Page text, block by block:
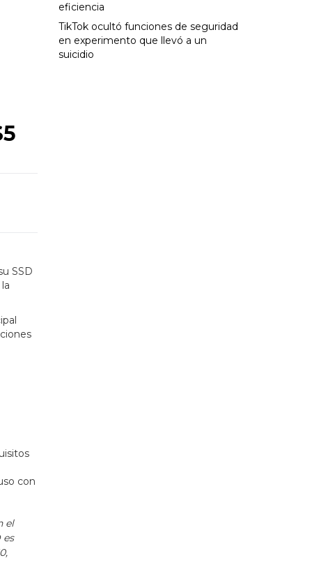
SSD
con
el
es
eficiencia
TikTok ocultó funciones de seguridad
en experimento que llevó a un
suicidio